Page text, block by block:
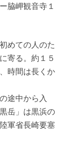
脇岬観音寺１
めての人のた
寄る。約１５
時間は長くか
途中から入
岳」は黒浜の
軍省長崎要塞